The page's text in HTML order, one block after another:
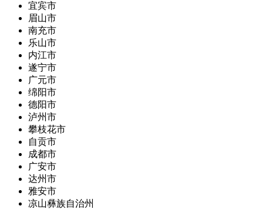
宜宾市
眉山市
南充市
乐山市
内江市
遂宁市
广元市
绵阳市
德阳市
泸州市
攀枝花市
自贡市
成都市
广安市
达州市
雅安市
凉山彝族自治州